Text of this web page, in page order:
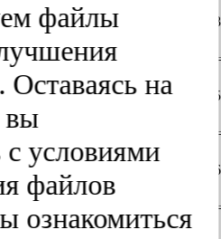
43 12
13 40
модели и
файлы
Оставаясь на
вы
с условиями
файлов
ознакомиться